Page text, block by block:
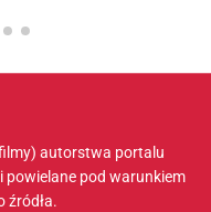
filmy) autorstwa portalu
powielane pod warunkiem
źródła.